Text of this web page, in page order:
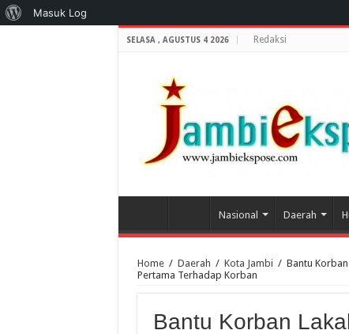
SELASA , AGUSTUS 4 2026 Redaksi
Nasional Daerah
Home / Daerah / Kota Jambi / Bantu
Pertama Terhadap Korban
Bantu Korban
Tentang
Masuk Log